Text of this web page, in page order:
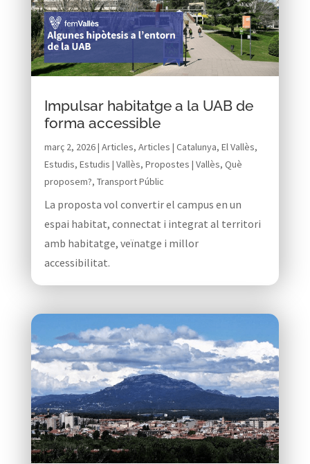
Impulsar habitatge a la UAB de
forma accessible
març 2, 2026| Articles, Articles | Catalunya, El Vallès,
Estudis, Estudis | Vallès, Propostes | Vallès, Què
proposem?, Transport Públic
La proposta vol convertir el campus en un
espai habitat, connectat i integrat al territori
amb habitatge, veïnatge i millor
accessibilitat.